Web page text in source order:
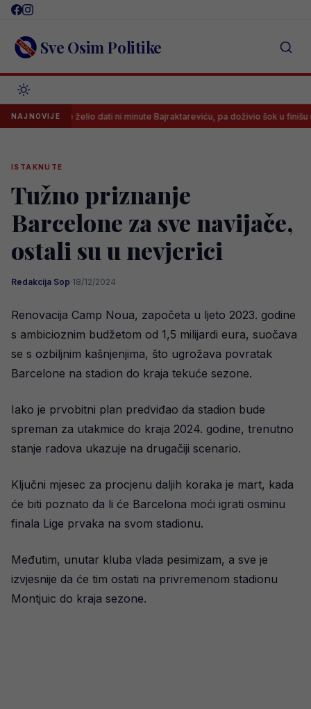
Skip
content Sve Osim Politike
NAJNOVIJE
nije želio dati ni minute Bajraktareviću, pa doživio šok u finišu utakmice
ISTAKNUTE
Tužno priznanje
Barcelone za sve navijače,
ostali su u nevjerici
Redakcija Sop·18/12/2024
Renovacija Camp Noua, započeta u ljeto 2023. godine
s ambicioznim budžetom od 1,5 milijardi eura, suočava
se s ozbiljnim kašnjenjima, što ugrožava povratak
Barcelone na stadion do kraja tekuće sezone.
Iako je prvobitni plan predviđao da stadion bude
spreman za utakmice do kraja 2024. godine, trenutno
stanje radova ukazuje na drugačiji scenario.
Ključni mjesec za procjenu daljih koraka je mart, kada
će biti poznato da li će Barcelona moći igrati osminu
finala Lige prvaka na svom stadionu.
Međutim, unutar kluba vlada pesimizam, a sve je
izvjesnije da će tim ostati na privremenom stadionu
Montjuic do kraja sezone.